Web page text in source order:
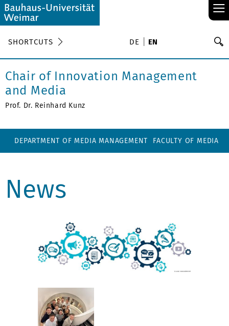
≡
SHORTCUTS DE EN
Chair of Innovation Management
and Media
Prof. Dr. Reinhard Kunz
DEPARTMENT OF MEDIA MANAGEMENT FACULTY OF MEDIA
News